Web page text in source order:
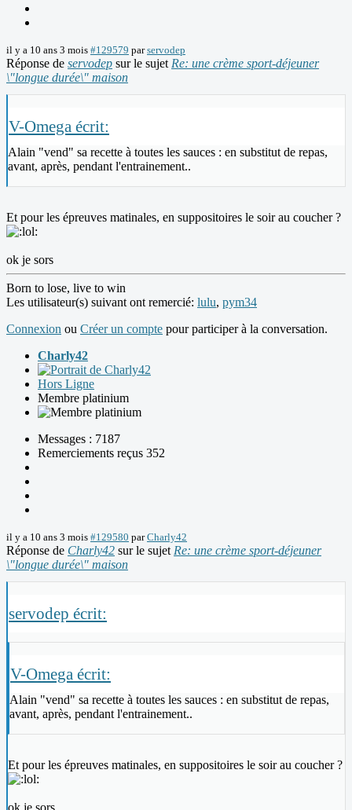
il y a 10 ans 3 mois #129579 parservodep
Réponse de servodep sur le sujet Re: une crème sport-déjeuner
\"longue durée\" maison
V-Omega écrit:
Alain "vend" sa recette à toutes les sauces : en substitut de repas,
avant, après, pendant l'entrainement..
Et pour les épreuves matinales, en suppositoires le soir au coucher ?
ok je sors
Born to lose, live to win
Les utilisateur(s) suivant ont remercié: lulu, pym34
Connexion ou Créer un compte pour participer à la conversation.
Charly42
Hors Ligne
Membre platinium
Messages : 7187
Remerciements reçus 352
il y a 10 ans 3 mois #129580 parCharly42
Réponse de Charly42 sur le sujet Re: une crème sport-déjeuner
\"longue durée\" maison
servodep écrit:
V-Omega écrit:
Alain "vend" sa recette à toutes les sauces : en substitut de repas,
avant, après, pendant l'entrainement..
Et pour les épreuves matinales, en suppositoires le soir au coucher ?